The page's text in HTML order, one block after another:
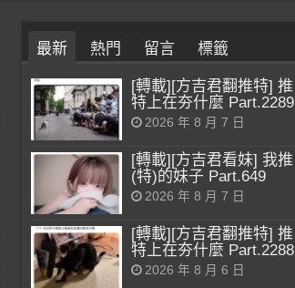
最新 熱門 留言 標籤
[轉載][方吉君翻推特] 推
特上在夯什麼 Part.2289
2026 年 8 月 7 日
[轉載][方吉君看妹] 我推
(特)的妹子 Part.649
2026 年 8 月 7 日
[轉載][方吉君翻推特] 推
特上在夯什麼 Part.2288
2026 年 8 月 6 日